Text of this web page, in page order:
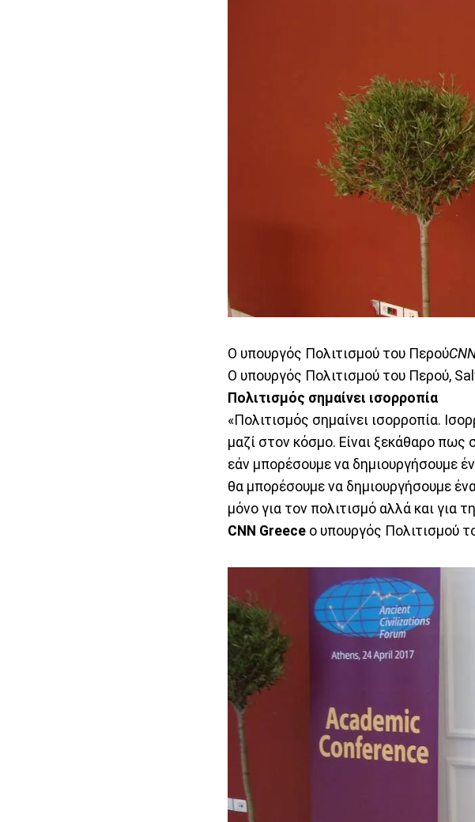
O υπουργός Πολιτισμού του Περού
Ο υπουργός Πολιτισμού του Περού,
Πολιτισμός σημαίνει ισορροπία
«Πολιτισμός σημαίνει ισορροπία.
μαζί στον κόσμο. Είναι ξεκάθαρο
εάν μπορέσουμε να δημιουργήσουμε
θα μπορέσουμε να δημιουργήσουμε
μόνο για τον πολιτισμό αλλά και για
CNN Greece ο υπουργός Πολιτισμού